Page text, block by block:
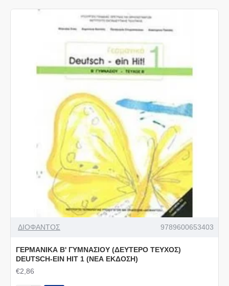
ΔΙΟΦΑΝΤΟΣ 9789600653403
ΓΕΡΜΑΝΙΚΑ Β' ΓΥΜΝΑΣΙΟΥ (ΔΕΥΤΕΡΟ ΤΕΥΧΟΣ)
DEUTSCH-EIN HIT 1 (ΝΕΑ ΕΚΔΟΣΗ)
€2,86